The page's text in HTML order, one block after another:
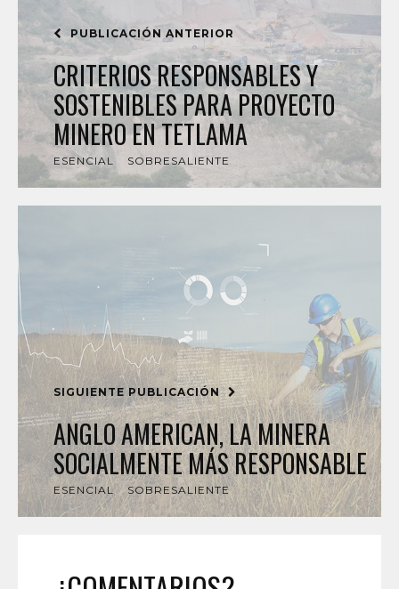
PUBLICACIÓN ANTERIOR
CRITERIOS RESPONSABLES Y
SOSTENIBLES PARA PROYECTO
MINERO EN TETLAMA
ESENCIAL SOBRESALIENTE
SIGUIENTE PUBLICACIÓN
ANGLO AMERICAN, LA MINERA
SOCIALMENTE MÁS RESPONSABLE
ESENCIAL SOBRESALIENTE